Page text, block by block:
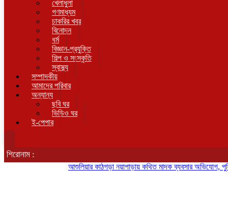
খেলাধুলা
গণমাধ্যম
চাকরির খবর
বিনোদন
ধর্ম
বিজ্ঞান-প্রযুক্তি
শিল্প ও সংস্কৃতি
স্বাস্থ্য
সম্পাদকীয়
আমাদের পরিবার
অন্যান্য
ছবি ঘর
ভিডিও ঘর
ই-পেপার
শিরোনাম :
আশুলিয়ার কাঠগড়া নয়াপাড়ায় কথিত মাদক ব্যবসার অভিযোগ, পুলিশের